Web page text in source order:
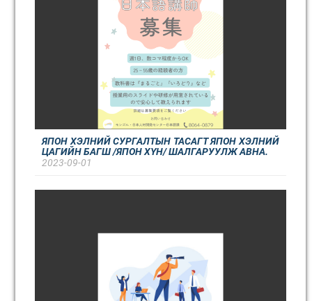
ЯПОН ХЭЛНИЙ СУРГАЛТЫН ТАСАГТ ЯПОН ХЭЛНИЙ
ЦАГИЙН БАГШ /ЯПОН ХҮН/ ШАЛГАРУУЛЖ АВНА.
2023-09-01